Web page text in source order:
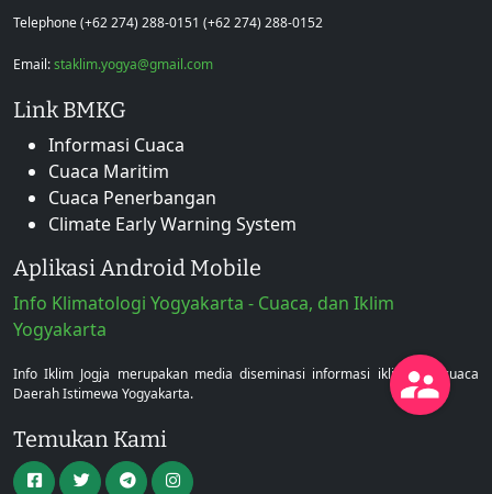
Telephone (+62 274) 288-0151 (+62 274) 288-0152
Email:staklim.yogya@gmail.com
Link BMKG
Informasi Cuaca
Cuaca Maritim
Cuaca Penerbangan
Climate Early Warning System
Aplikasi Android Mobile
Info Klimatologi Yogyakarta - Cuaca, dan Iklim
Yogyakarta
Info Iklim Jogja merupakan media diseminasi informasi iklim dan cuaca
Daerah Istimewa Yogyakarta.
Temukan Kami